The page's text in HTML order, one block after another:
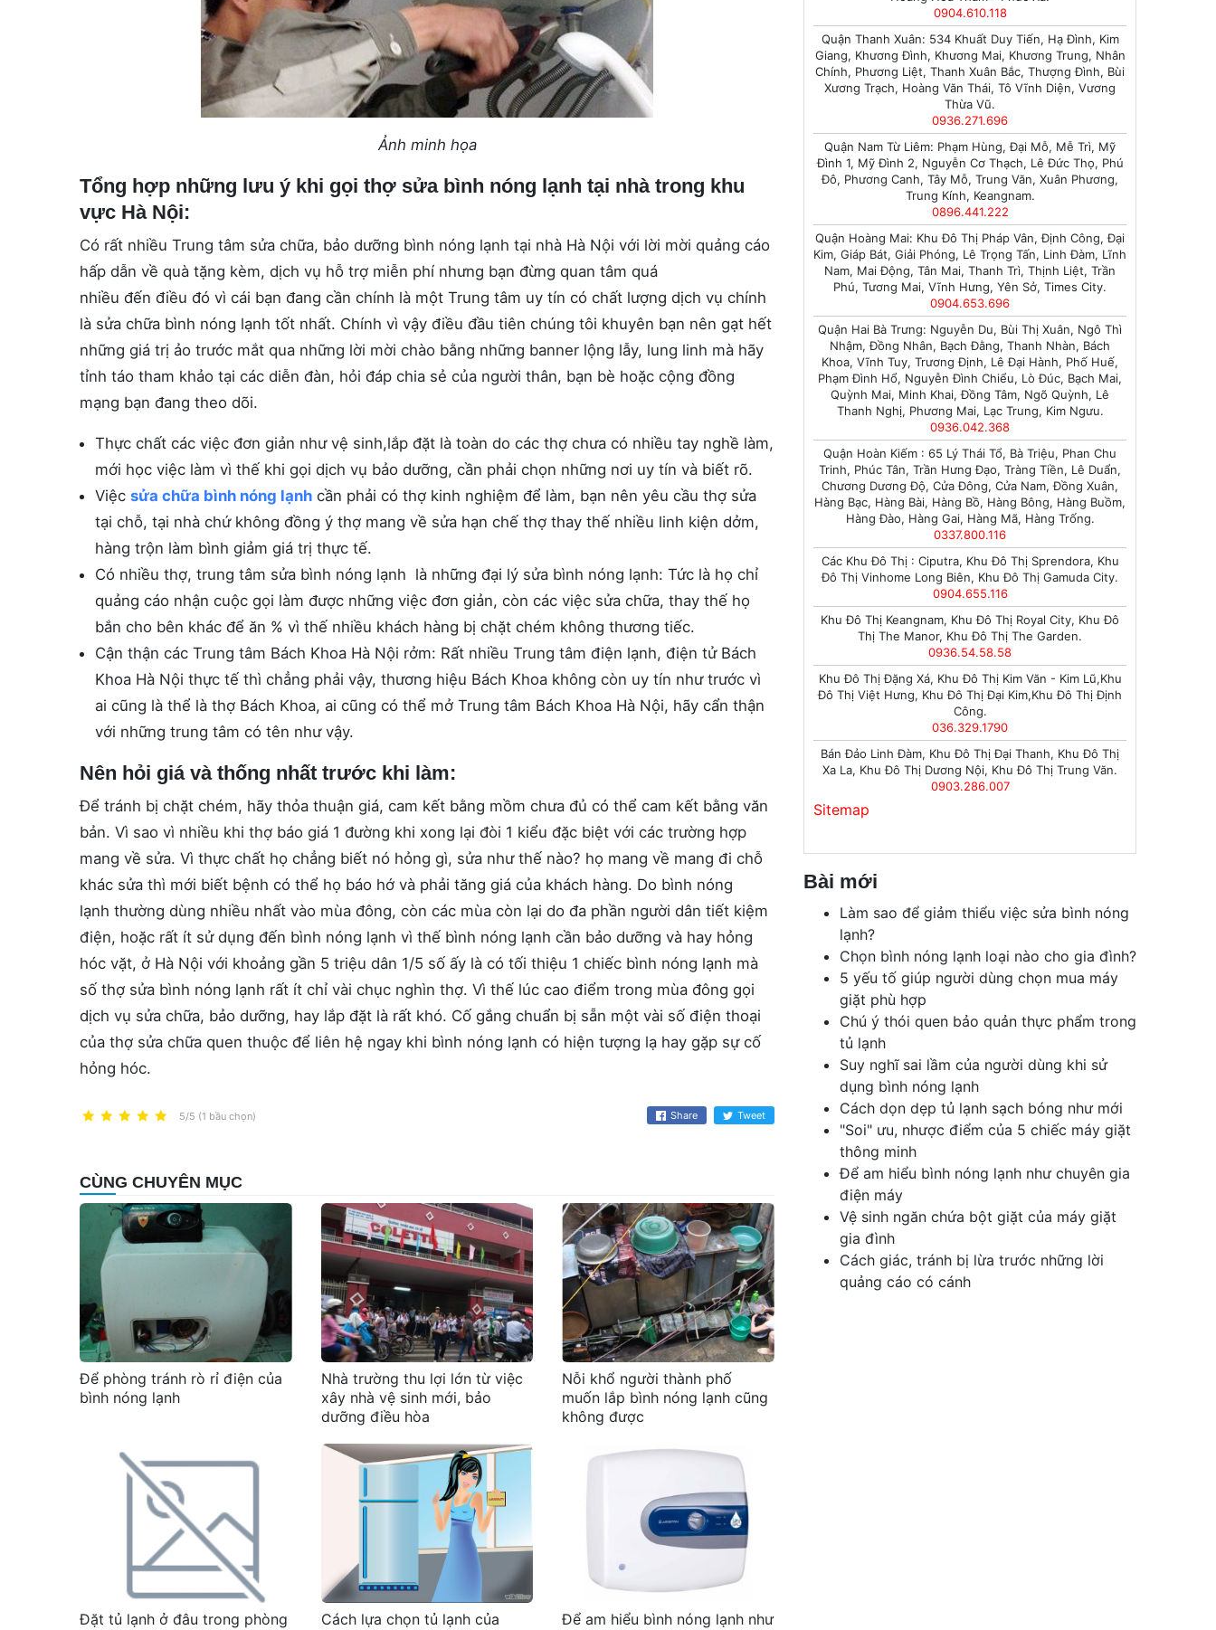
Ảnh minh họa
Tổng hợp những lưu ý khi gọi thợ sửa bình nóng lạnh tại nhà trong khu
vực Hà Nội:
Có rất nhiều Trung tâm sửa chữa, bảo dưỡng bình nóng lạnh tại nhà Hà Nội với lời mời quảng cáo
hấp dẫn về quà tặng kèm, dịch vụ hỗ trợ miễn phí nhưng bạn đừng quan tâm quá
nhiều đến điều đó vì cái bạn đang cần chính là một Trung tâm uy tín có chất lượng dịch vụ chính
là sửa chữa bình nóng lạnh tốt nhất. Chính vì vậy điều đầu tiên chúng tôi khuyên bạn nên gạt hết
những giá trị ảo trước mắt qua những lời mời chào bằng những banner lộng lẫy, lung linh mà hãy
tỉnh táo tham khảo tại các diễn đàn, hỏi đáp chia sẻ của người thân, bạn bè hoặc cộng đồng
mạng bạn đang theo dõi.
Thực chất các việc đơn giản như vệ sinh,lắp đặt là toàn do các thợ chưa có nhiều tay nghề làm,
mới học việc làm vì thế khi gọi dịch vụ bảo dưỡng, cần phải chọn những nơi uy tín và biết rõ.
Việc sửa chữa bình nóng lạnhcần phải có thợ kinh nghiệm để làm, bạn nên yêu cầu thợ sửa
tại chỗ, tại nhà chứ không đồng ý thợ mang về sửa hạn chế thợ thay thế nhiều linh kiện dởm,
hàng trộn làm bình giảm giá trị thực tế.
Có nhiều thợ, trung tâm sửa bình nóng lạnh là những đại lý sửa bình nóng lạnh: Tức là họ chỉ
quảng cáo nhận cuộc gọi làm được những việc đơn giản, còn các việc sửa chữa, thay thế họ
bắn cho bên khác để ăn % vì thế nhiều khách hàng bị chặt chém không thương tiếc.
Cận thận các Trung tâm Bách Khoa Hà Nội rởm: Rất nhiều Trung tâm điện lạnh, điện tử Bách
Khoa Hà Nội thực tế thì chẳng phải vậy, thương hiệu Bách Khoa không còn uy tín như trước vì
ai cũng là thể là thợ Bách Khoa, ai cũng có thể mở Trung tâm Bách Khoa Hà Nội, hãy cẩn thận
với những trung tâm có tên như vậy.
Nên hỏi giá và thống nhất trước khi làm:
Để tránh bị chặt chém, hãy thỏa thuận giá, cam kết bằng mồm chưa đủ có thể cam kết bằng văn
bản. Vì sao vì nhiều khi thợ báo giá 1 đường khi xong lại đòi 1 kiểu đặc biệt với các trường hợp
mang về sửa. Vì thực chất họ chẳng biết nó hỏng gì, sửa như thế nào? họ mang về mang đi chỗ
khác sửa thì mới biết bệnh có thể họ báo hớ và phải tăng giá của khách hàng. Do bình nóng
lạnh thường dùng nhiều nhất vào mùa đông, còn các mùa còn lại do đa phần người dân tiết kiệm
điện, hoặc rất ít sử dụng đến bình nóng lạnh vì thế bình nóng lạnh cần bảo dưỡng và hay hỏng
hóc vặt, ở Hà Nội với khoảng gần 5 triệu dân 1/5 số ấy là có tối thiệu 1 chiếc bình nóng lạnh mà
số thợ sửa bình nóng lạnh rất ít chỉ vài chục nghìn thợ. Vì thế lúc cao điểm trong mùa đông gọi
dịch vụ sửa chữa, bảo dưỡng, hay lắp đặt là rất khó. Cố gắng chuẩn bị sẵn một vài số điện thoại
của thợ sửa chữa quen thuộc để liên hệ ngay khi bình nóng lạnh có hiện tượng lạ hay gặp sự cố
hỏng hóc.
5/5 (1 bầu chọn) Share Tweet
CÙNG CHUYÊN MỤC
Để phòng tránh rò rỉ điện của
bình nóng lạnh
Nhà trường thu lợi lớn từ việc
xây nhà vệ sinh mới, bảo
dưỡng điều hòa
Nỗi khổ người thành phố
muốn lắp bình nóng lạnh cũng
không được
Đặt tủ lạnh ở đâu trong phòng
Cách lựa chọn tủ lạnh của
Để am hiểu bình nóng lạnh như
0904.610.118
Quận Thanh Xuân: 534 Khuất Duy Tiến, Hạ Đình, Kim
Giang, Khương Đình, Khương Mai, Khương Trung, Nhân
Chính, Phương Liệt, Thanh Xuân Bắc, Thượng Đình, Bùi
Xương Trạch, Hoàng Văn Thái, Tô Vĩnh Diện, Vương
Thừa Vũ.
0936.271.696
Quận Nam Từ Liêm: Phạm Hùng, Đại Mỗ, Mễ Trì, Mỹ
Đình 1, Mỹ Đình 2, Nguyễn Cơ Thạch, Lê Đức Thọ, Phú
Đô, Phương Canh, Tây Mỗ, Trung Văn, Xuân Phương,
Trung Kính, Keangnam.
0896.441.222
Quận Hoàng Mai: Khu Đô Thị Pháp Vân, Định Công, Đại
Kim, Giáp Bát, Giải Phóng, Lê Trọng Tấn, Linh Đàm, Lĩnh
Nam, Mai Động, Tân Mai, Thanh Trì, Thịnh Liệt, Trần
Phú, Tương Mai, Vĩnh Hưng, Yên Sở, Times City.
0904.653.696
Quận Hai Bà Trưng: Nguyễn Du, Bùi Thị Xuân, Ngô Thì
Nhậm, Đồng Nhân, Bạch Đằng, Thanh Nhàn, Bách
Khoa, Vĩnh Tuy, Trương Định, Lê Đại Hành, Phố Huế,
Phạm Đình Hổ, Nguyễn Đình Chiểu, Lò Đúc, Bạch Mai,
Quỳnh Mai, Minh Khai, Đồng Tâm, Ngõ Quỳnh, Lê
Thanh Nghị, Phương Mai, Lạc Trung, Kim Ngưu.
0936.042.368
Quận Hoàn Kiếm : 65 Lý Thái Tổ, Bà Triệu, Phan Chu
Trinh, Phúc Tân, Trần Hưng Đạo, Tràng Tiền, Lê Duẩn,
Chương Dương Độ, Cửa Đông, Cửa Nam, Đồng Xuân,
Hàng Bạc, Hàng Bài, Hàng Bồ, Hàng Bông, Hàng Buồm,
Hàng Đào, Hàng Gai, Hàng Mã, Hàng Trống.
0337.800.116
Các Khu Đô Thị : Ciputra, Khu Đô Thị Sprendora, Khu
Đô Thị Vinhome Long Biên, Khu Đô Thị Gamuda City.
0904.655.116
Khu Đô Thị Keangnam, Khu Đô Thị Royal City, Khu Đô
Thị The Manor, Khu Đô Thị The Garden.
0936.54.58.58
Khu Đô Thị Đặng Xá, Khu Đô Thị Kim Văn - Kim Lũ,Khu
Đô Thị Việt Hưng, Khu Đô Thị Đại Kim,Khu Đô Thị Định
Công.
036.329.1790
Bán Đảo Linh Đàm, Khu Đô Thị Đại Thanh, Khu Đô Thị
Xa La, Khu Đô Thị Dương Nội, Khu Đô Thị Trung Văn.
0903.286.007
Sitemap
Bài mới
Làm sao để giảm thiểu việc sửa bình nóng
lạnh?
Chọn bình nóng lạnh loại nào cho gia đình?
5 yếu tố giúp người dùng chọn mua máy
giặt phù hợp
Chú ý thói quen bảo quản thực phẩm trong
tủ lạnh
Suy nghĩ sai lầm của người dùng khi sử
dụng bình nóng lạnh
Cách dọn dẹp tủ lạnh sạch bóng như mới
"Soi" ưu, nhược điểm của 5 chiếc máy giặt
thông minh
Để am hiểu bình nóng lạnh như chuyên gia
điện máy
Vệ sinh ngăn chứa bột giặt của máy giặt
gia đình
Cách giác, tránh bị lừa trước những lời
quảng cáo có cánh